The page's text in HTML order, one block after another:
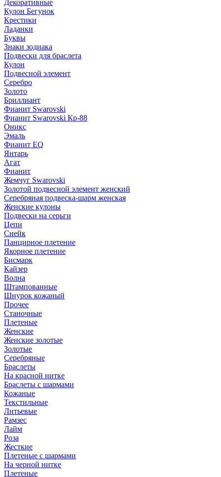
Декоративные
Кулон Бегунок
Крестики
Ладанки
Буквы
Знаки зодиака
Подвески для браслета
Кулон
Подвесной элемент
Серебро
Золото
Бриллиант
Фианит Swarovski
Фианит Swarovski Кр-88
Оникс
Эмаль
Фианит EQ
Янтарь
Агат
Фианит
Жемчуг Swarovski
Золотой подвесной элемент женcкий
Серебряная подвеска-шарм женская
Женские кулоны
Подвески на серьги
Цепи
Снейк
Панцирное плетение
Якорное плетение
Бисмарк
Кайзер
Волна
Штампованные
Шнурок кожаный
Прочее
Станочные
Плетеные
Женские
Женские золотые
Золотые
Серебряные
Браслеты
На красной нитке
Браслеты с шармами
Кожаные
Текстильные
Литьевые
Рамзес
Лайм
Роза
Жесткие
Плетеные с шармами
На черной нитке
Плетеные